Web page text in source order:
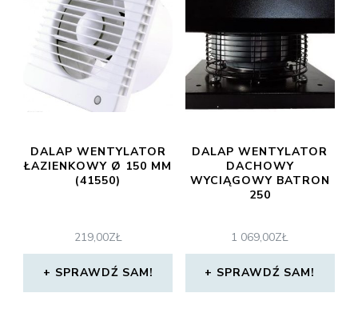
DALAP WENTYLATOR
ŁAZIENKOWY Ø 150 MM
(41550)
219,00ZŁ
SPRAWDŹ SAM!
DALAP WENTYLATOR
DACHOWY
WYCIĄGOWY BATRON
250
1 069,00ZŁ
SPRAWDŹ SAM!